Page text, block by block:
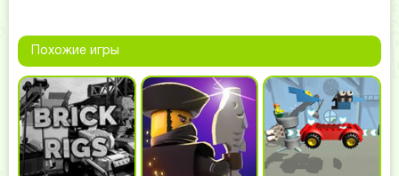
Похожие игры